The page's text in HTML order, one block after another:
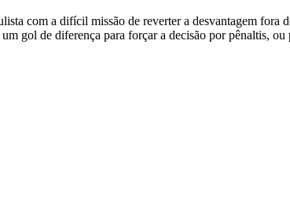
com a difícil missão de reverter a desvantagem fora
gol de diferença para forçar a decisão por pênaltis,